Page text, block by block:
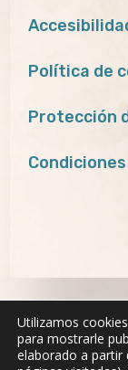
Política de
Protección
Utilizamos
para mostrarle
elaborado a partir